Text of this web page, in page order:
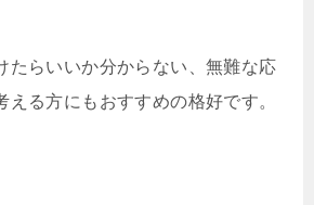
たらいいか分からない、無難な応
える方にもおすすめの格好です。